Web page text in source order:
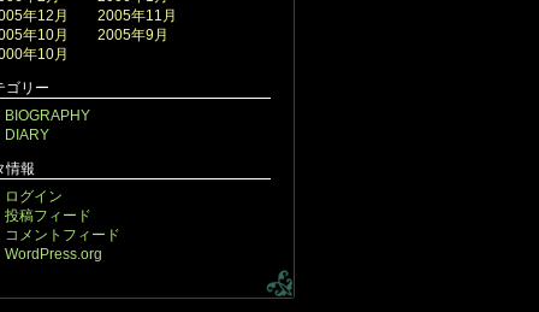
年12月
2005年11月
年10月
2005年9月
年10月
ゴリー
BIOGRAPHY
DIARY
情報
ログイン
投稿フィード
コメントフィード
WordPress.org